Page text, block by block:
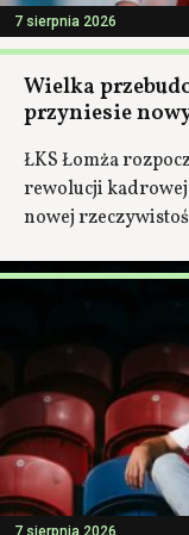
7 sierpnia 2026
Wielka
przyniesie
ŁKS Łomża
rewolucji kadrowej
nowej
7 sierpnia 2026